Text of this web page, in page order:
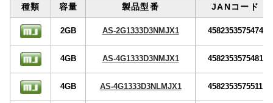
種類 容量 製品型番 JANコード
2GB AS-2G1333D3NMJX1 4582353575474
4GB AS-4G1333D3NMJX1 4582353575481
4GB AS-4G1333D3NLMJX1 4582353575511